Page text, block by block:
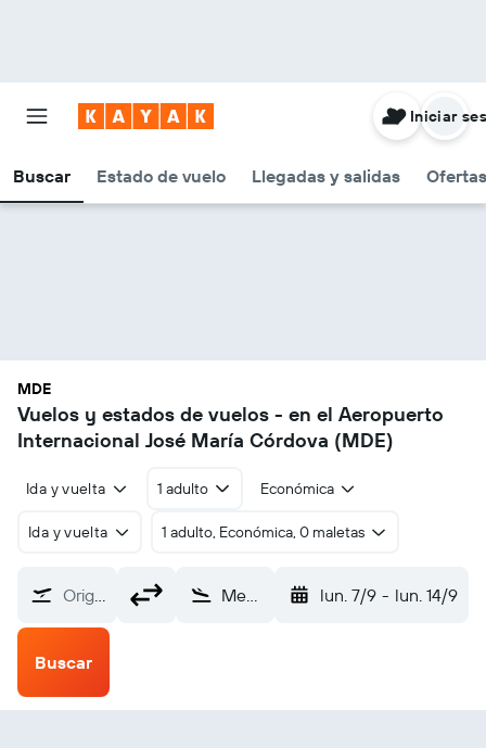
Buscar Estado de vuelo Llegadas y salidas Ofertas
Iniciar
MDE
Vuelos y estados de vuelos - en el Aeropuerto
Internacional José María Córdova (MDE)
Ida y vuelta 1 adulto Económica
Ida y vuelta 1 adulto, Económica, 0 maletas
Origen Medellín Internacional José María Córdova (MDE) lun. 7/9 - lun. 14/9
Buscar